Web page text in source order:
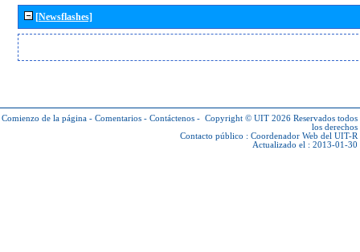
[Newsflashes]
Comienzo de la página - Comentarios - Contáctenos - Copyright © UIT 2026 Reservados todos
los derechos
Contacto público : Coordenador Web del UIT-R
Actualizado el : 2013-01-30